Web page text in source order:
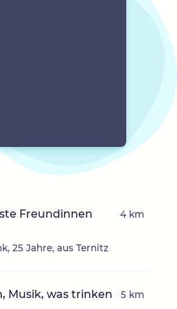
Freundinnen
25 Jahre, aus Ternitz
4 km
Musik, was trinken
5 km